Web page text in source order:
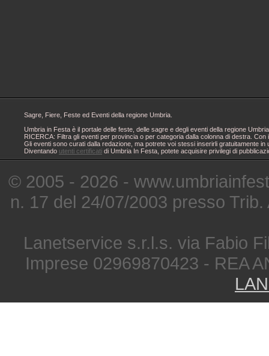
Sagre, Fiere, Feste ed Eventi della regione Umbria.
Umbria in Festa è il portale delle feste, delle sagre e degli eventi della regione
RICERCA: Filtra gli eventi per provincia o per categoria dalla colonna di destra.
Gli eventi sono curati dalla redazione, ma potrete voi stessi inserirli gratuitamente
Diventando utenti certificati di Umbria In Festa, potete acquisire privilegi di
© 2005 - 2026 -
n. 17 del 24/07/2003 presso
Lanetservice s.r.l.s. via Fabio
Imprese 02969870423 - REA